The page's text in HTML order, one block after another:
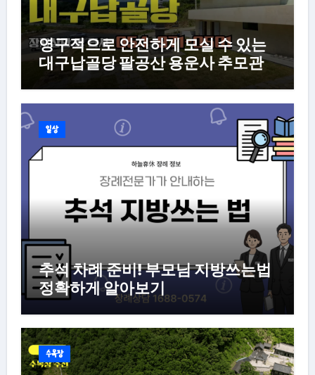
영구적으로 안전하게 모실 수 있는
대구납골당 팔공산 용운사 추모관
일상
추석 차례 준비! 부모님 지방쓰는법
정확하게 알아보기
수목장